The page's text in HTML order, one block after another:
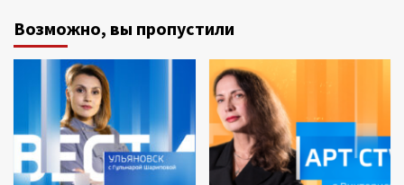
Возможно, вы пропустили